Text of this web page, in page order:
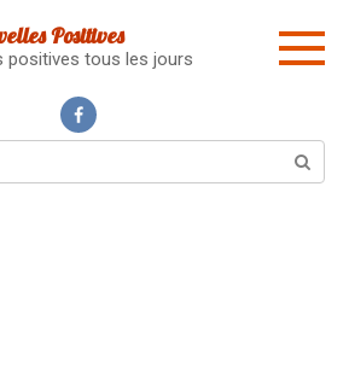
Positives
positives tous les jours